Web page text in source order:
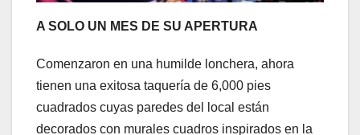
A SOLO UN MES DE SU APERTURA
Comenzaron en una humilde lonchera, ahora
tienen una exitosa taquería de 6,000 pies
cuadrados cuyas paredes del local están
decorados con murales cuadros inspirados en la